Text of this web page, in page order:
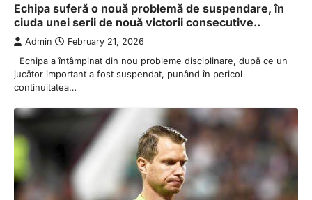
Echipa suferă o nouă problemă de suspendare, în
ciuda unei serii de nouă victorii consecutive..
Admin February 21, 2026
Echipa a întâmpinat din nou probleme disciplinare, după ce un
jucător important a fost suspendat, punând în pericol
continuitatea…